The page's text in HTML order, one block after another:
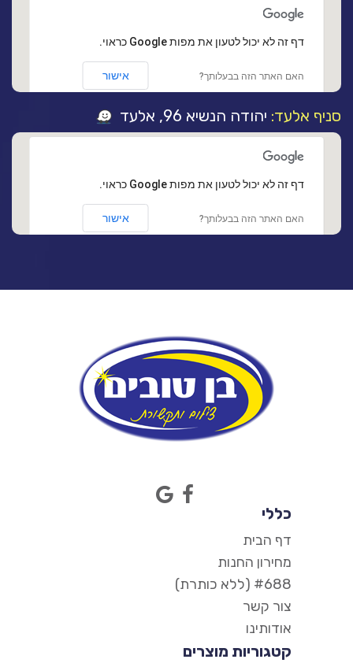
‏דף זה לא יכול לטעון את מפות Google כראוי.
האם האתר הזה בבעלותך? אישור
סניף אלעד: יהודה הנשיא 96, אלעד
‏דף זה לא יכול לטעון את מפות Google כראוי.
האם האתר הזה בבעלותך? אישור
כללי
דף הבית
מחירון החנות
#688 (ללא כותרת)
צור קשר
אודותינו
קטגוריות מוצרים